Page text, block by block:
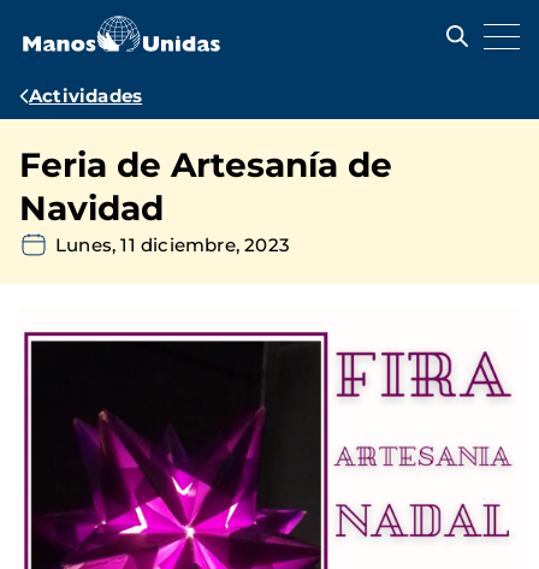
contenido
Ruta
navegación
Actividades
Feria de Artesanía de
Navidad
Lunes, 11 diciembre, 2023